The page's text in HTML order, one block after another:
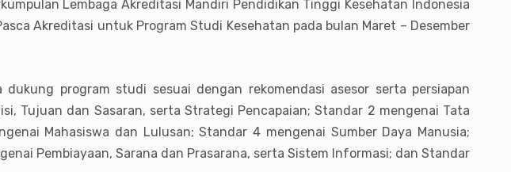
Lembaga Akreditasi Mandiri Pendidikan Tinggi Kesehatan Indonesia
Akreditasi untuk Program Studi Kesehatan pada bulan Maret – Desember
program studi sesuai dengan rekomendasi asesor serta persiapan
Tujuan dan Sasaran, serta Strategi Pencapaian; Standar 2 mengenai Tata
Mahasiswa dan Lulusan; Standar 4 mengenai Sumber Daya Manusia;
Pembiayaan, Sarana dan Prasarana, serta Sistem Informasi; dan Standar